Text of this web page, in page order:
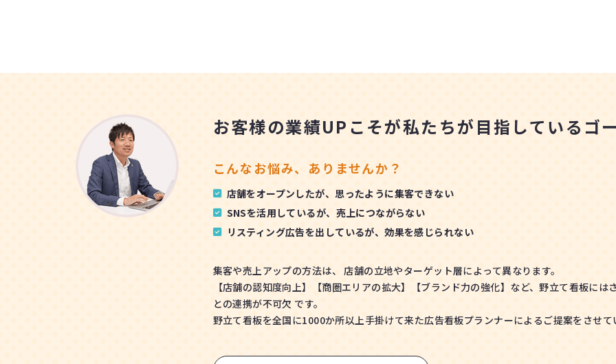
お客様の業績UPこそが私たちが目指しているゴ
こんなお悩み、ありませんか？
店舗をオープンしたが、思ったように集客できない
SNSを活用しているが、売上につながらない
リスティング広告を出しているが、効果を感じられない
集客や売上アップの方法は、 店舗の立地やターゲット層によって異なります。
【店舗の認知度向上】【商圏エリアの拡大】【ブランド力の強化】など、野立て看板に
との連携が不可欠 です。
野立て看板を全国に1000か所以上手掛けて来た広告看板プランナーによるご提案をさせて